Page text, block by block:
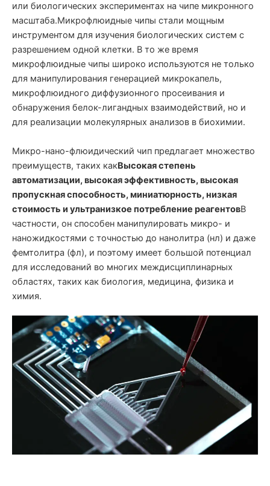
или биологических экспериментах на чипе микронного
масштаба.Микрофлюидные чипы стали мощным
инструментом для изучения биологических систем с
разрешением одной клетки. В то же время
микрофлюидные чипы широко используются не только
для манипулирования генерацией микрокапель,
микрофлюидного диффузионного просеивания и
обнаружения белок-лигандных взаимодействий, но и
для реализации молекулярных анализов в биохимии.
Микро-нано-флюидический чип предлагает множество
преимуществ, таких какВысокая степень
автоматизации, высокая эффективность, высокая
пропускная способность, миниатюрность, низкая
стоимость и ультранизкое потребление реагентовВ
частности, он способен манипулировать микро- и
наножидкостями с точностью до нанолитра (нл) и даже
фемтолитра (фл), и поэтому имеет большой потенциал
для исследований во многих междисциплинарных
областях, таких как биология, медицина, физика и
химия.